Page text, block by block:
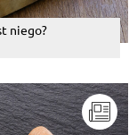
niego?